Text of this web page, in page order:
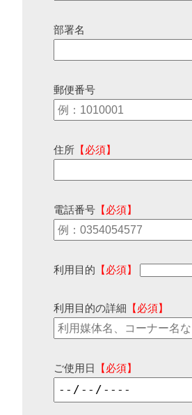
部署名
郵便番号
住所 【必須】
電話番号 【必須】
利用目的 【必須】
利用目的の詳細 【必須】
ご使用日 【必須】